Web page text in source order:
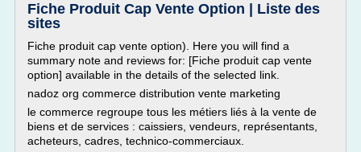
Fiche Produit Cap Vente Option | Liste des
sites
Fiche produit cap vente option). Here you will find a
summary note and reviews for: [Fiche produit cap vente
option] available in the details of the selected link.
nadoz org commerce distribution vente marketing
le commerce regroupe tous les métiers liés à la vente de
biens et de services : caissiers, vendeurs, représentants,
acheteurs, cadres, technico-commerciaux.